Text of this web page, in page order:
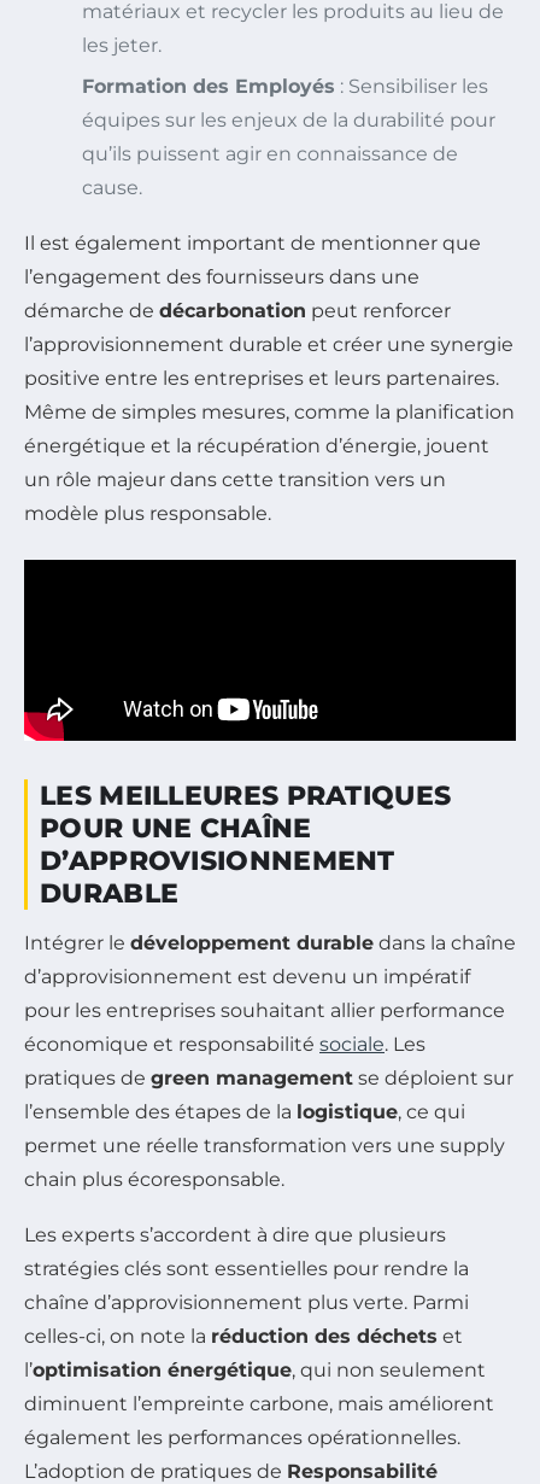
matériaux et recycler les produits au lieu de
les jeter.
Formation des Employés : Sensibiliser les
équipes sur les enjeux de la durabilité pour
qu’ils puissent agir en connaissance de
cause.
Il est également important de mentionner que
l’engagement des fournisseurs dans une
démarche de décarbonation peut renforcer
l’approvisionnement durable et créer une synergie
positive entre les entreprises et leurs partenaires.
Même de simples mesures, comme la planification
énergétique et la récupération d’énergie, jouent
un rôle majeur dans cette transition vers un
modèle plus responsable.
LES MEILLEURES PRATIQUES
POUR UNE CHAÎNE
D’APPROVISIONNEMENT
DURABLE
Intégrer le développement durable dans la chaîne
d’approvisionnement est devenu un impératif
pour les entreprises souhaitant allier performance
économique et responsabilité sociale. Les
pratiques de green management se déploient sur
l’ensemble des étapes de la logistique, ce qui
permet une réelle transformation vers une supply
chain plus écoresponsable.
Les experts s’accordent à dire que plusieurs
stratégies clés sont essentielles pour rendre la
chaîne d’approvisionnement plus verte. Parmi
celles-ci, on note la réduction des déchets et
l’optimisation énergétique, qui non seulement
diminuent l’empreinte carbone, mais améliorent
également les performances opérationnelles.
L’adoption de pratiques de Responsabilité